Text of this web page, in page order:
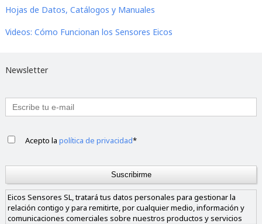
Hojas de Datos, Catálogos y Manuales
Videos: Cómo Funcionan los Sensores Eicos
Newsletter
Acepto lapolítica de privacidad*
Eicos Sensores SL, tratará tus datos personales para gestionar la
relación contigo y para remitirte, por cualquier medio, información y
comunicaciones comerciales sobre nuestros productos y servicios